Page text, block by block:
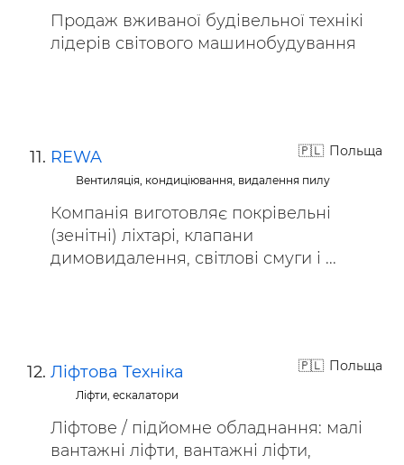
Продаж вживаної будівельної технікі
лідерів світового машинобудування
Польща
REWA
Вентиляція, кондиціювання, видалення пилу
Компанія виготовляє покрівельні
(зенітні) ліхтарі, клапани
димовидалення, світлові смуги і ...
Польща
Ліфтова Техніка
Ліфти, ескалатори
Ліфтове / підйомне обладнання: малі
вантажні ліфти, вантажні ліфти,